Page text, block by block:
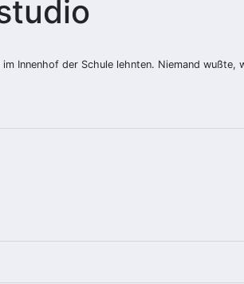
Innenhof der Schule lehnten. Niemand